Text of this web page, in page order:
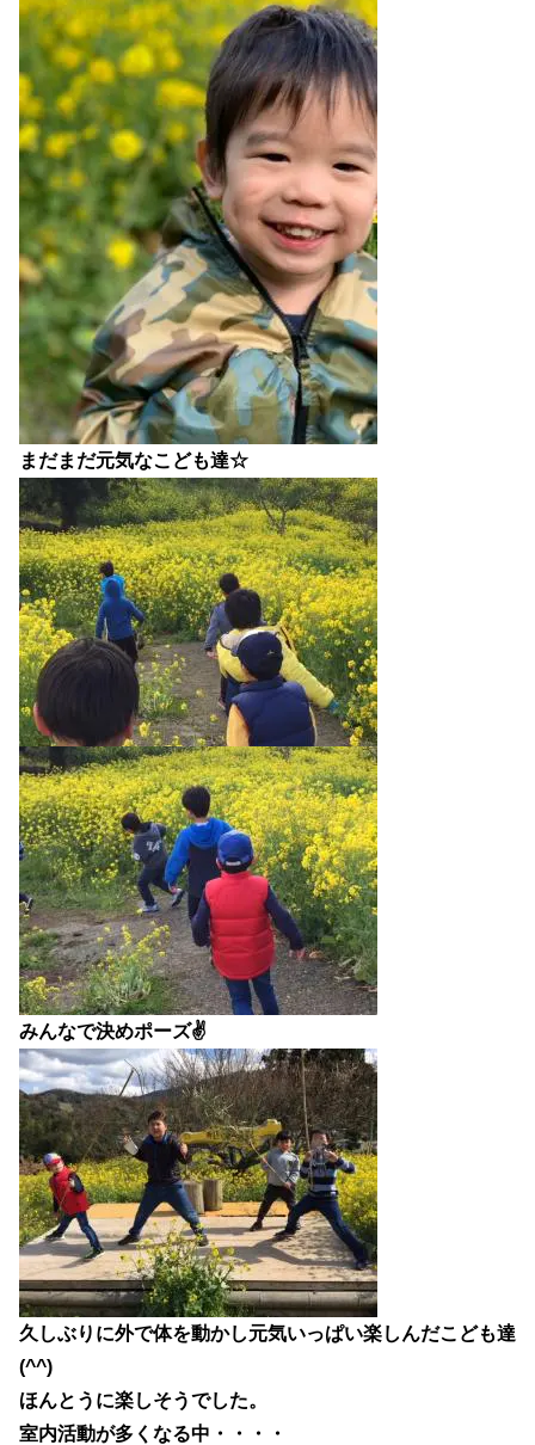
まだまだ元気なこども達☆
みんなで決めポーズ✌
久しぶりに外で体を動かし元気いっぱい楽しんだこども達
(^^)
ほんとうに楽しそうでした。
室内活動が多くなる中・・・・